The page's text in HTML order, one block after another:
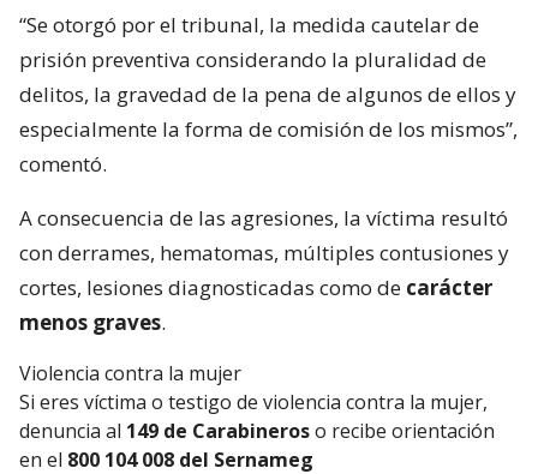
“Se otorgó por el tribunal, la medida cautelar de
prisión preventiva considerando la pluralidad de
delitos, la gravedad de la pena de algunos de ellos y
especialmente la forma de comisión de los mismos”,
comentó.
A consecuencia de las agresiones, la víctima resultó
con derrames, hematomas, múltiples contusiones y
cortes, lesiones diagnosticadas como de carácter
menos graves.
Violencia contra la mujer
Si eres víctima o testigo de violencia contra la mujer,
denuncia al 149 de Carabineroso recibe orientación
en el 800 104 008 del Sernameg